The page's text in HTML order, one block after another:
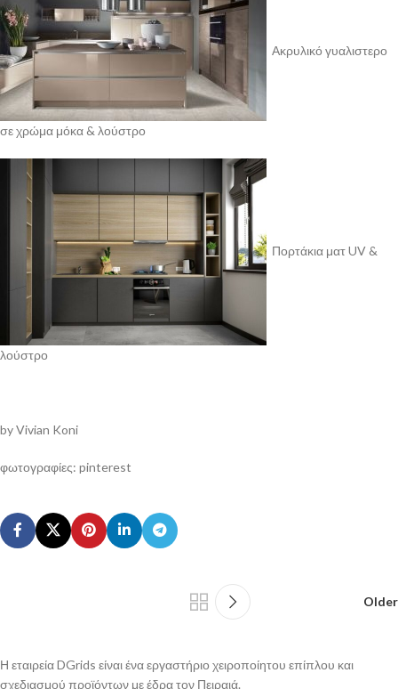
Ακρυλικό γυαλιστερο
σε χρώμα μόκα & λούστρο
Πορτάκια ματ UV &
λούστρο
by Vivian Koni
φωτογραφίες: pinterest
Older
Η εταιρεία DGrids είναι ένα εργαστήριο χειροποίητου επίπλου και
σχεδιασμού προϊόντων με έδρα τον Πειραιά.